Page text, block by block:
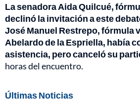
La senadora Aida Quilcué,
declinó la invitación a este
José Manuel Restrepo, fórmula
Abelardo de la Espriella, había
asistencia, pero canceló su
horas del encuentro.
Últimas Noticias